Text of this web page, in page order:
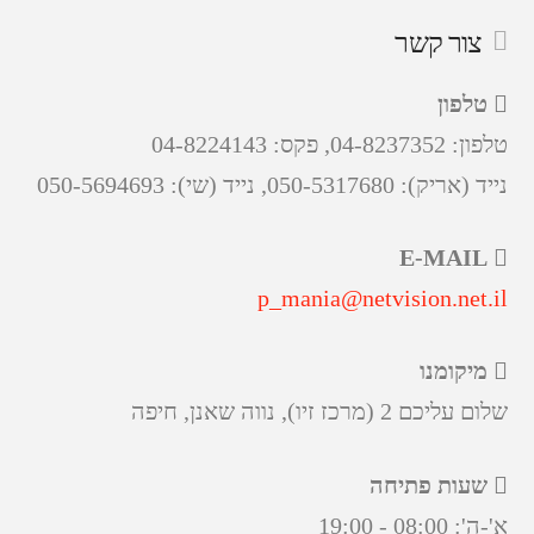
צור קשר
טלפון
טלפון: 04-8237352, פקס: 04-8224143
נייד (אריק): 050-5317680, נייד (שי): 050-5694693
E-MAIL
p_mania@netvision.net.il
מיקומנו
שלום עליכם 2 (מרכז זיו), נווה שאנן, חיפה
שעות פתיחה
א'-ה': 08:00 - 19:00